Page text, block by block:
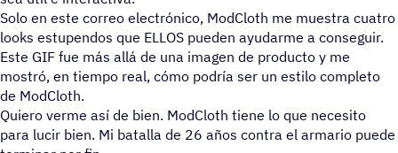
Solo en este correo electrónico, ModCloth me muestra cuatro
looks estupendos que ELLOS pueden ayudarme a conseguir.
Este GIF fue más allá de una imagen de producto y me
mostró, en tiempo real, cómo podría ser un estilo completo
de ModCloth.
Quiero verme así de bien. ModCloth tiene lo que necesito
para lucir bien. Mi batalla de 26 años contra el armario puede